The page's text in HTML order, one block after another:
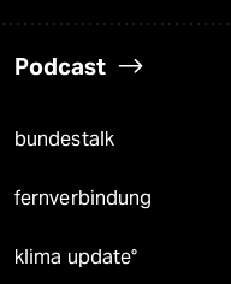
Podcast
bundestalk
fernverbindung
klima update°